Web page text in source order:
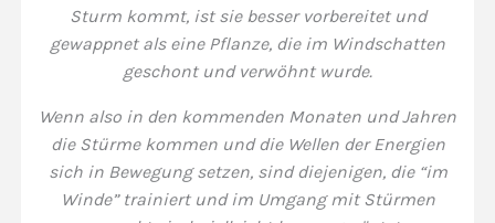
Sturm kommt, ist sie besser vorbereitet und
gewappnet als eine Pflanze, die im Windschatten
geschont und verwöhnt wurde.
Wenn also in den kommenden Monaten und Jahren
die Stürme kommen und die Wellen der Energien
sich in Bewegung setzen, sind diejenigen, die “im
Winde” trainiert und im Umgang mit Stürmen